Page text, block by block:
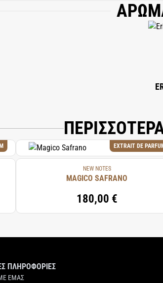
PARFUM (FRAGRANCE), AQUA (WATER), LIMONENE,
BHT, COUMARIN, BENZYL BENZOATE, FARNESOL.
EXTRAIT DE
NEW NOTES
MAGICO SAFRANO
180,00 €
ΠΛΗΡΟΦΟΡΙΕΣ
ΕΜΑΣ